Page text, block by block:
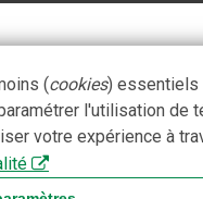
(cookies) essentiels
l'utilisation de
votre expérience à